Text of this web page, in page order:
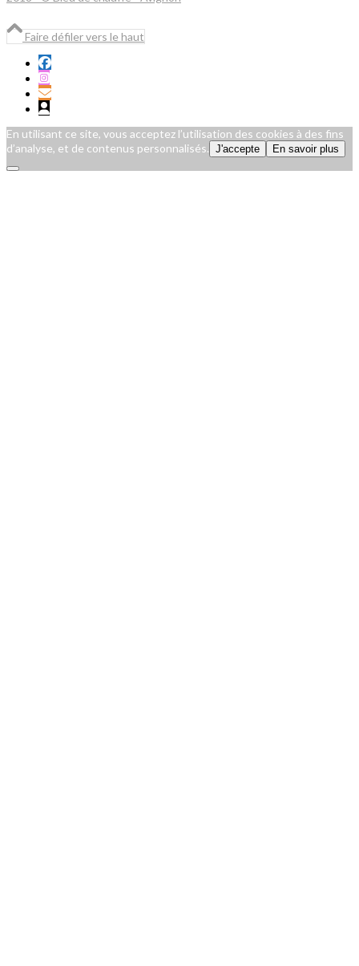
Faire défiler vers le haut
En utilisant ce site, vous acceptez l’utilisation des cookies à des fins
d’analyse, et de contenus personnalisés. J'accepte En savoir plus